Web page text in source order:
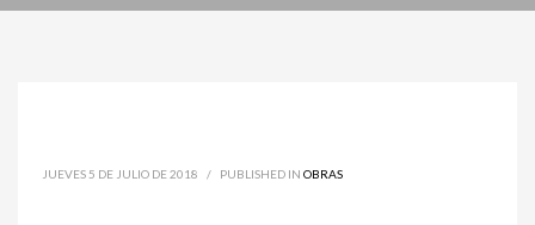
JUEVES 5 DE JULIO DE 2018 / PUBLISHED IN OBRAS